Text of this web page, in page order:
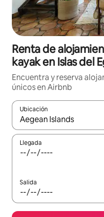
Renta de
kayak en Islas del
Encuentra y reserva
únicos en Airbnb
Ubicación
Cuando los resultados
Llegada
Salida